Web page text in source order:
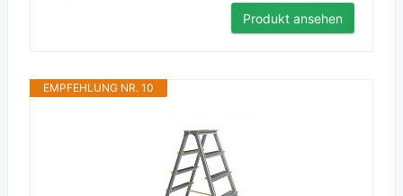
Produkt ansehen
EMPFEHLUNG NR. 10